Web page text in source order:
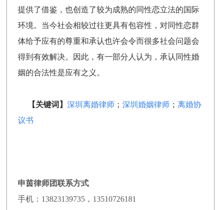
提供了借鉴，也创造了较为成熟的同性恋立法的国际
环境。当今社会相较过往更具有包容性，对同性恋群
体给予应有的尊重和承认也许会令而很多社会问题会
得到有效解决。因此，有一部分人认为，承认同性婚
姻的合法性是应有之义。
【关键词】 深圳离婚律师； 深圳婚姻律师； 离婚协
议书
申茵律师团联系方式
手机：13823139735，13510726181